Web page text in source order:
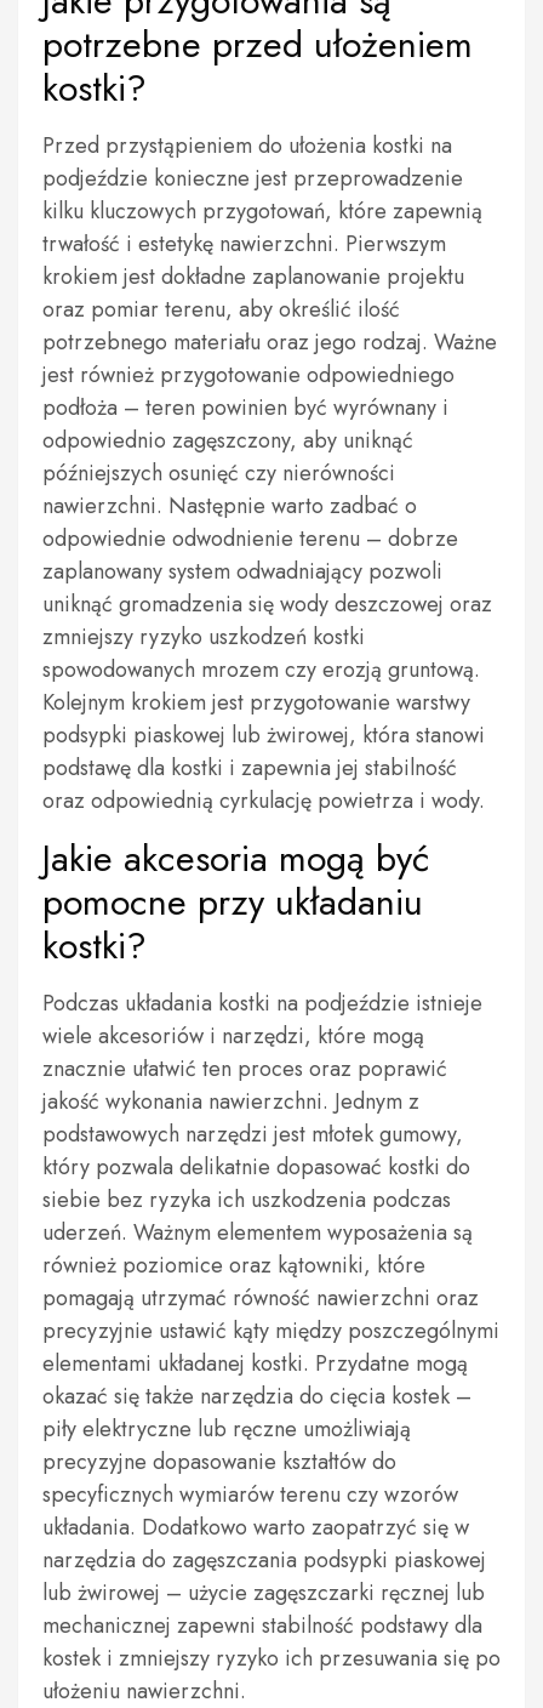
potrzebne przed ułożeniem
kostki?
Przed przystąpieniem do ułożenia kostki na
podjeździe konieczne jest przeprowadzenie
kilku kluczowych przygotowań, które zapewnią
trwałość i estetykę nawierzchni. Pierwszym
krokiem jest dokładne zaplanowanie projektu
oraz pomiar terenu, aby określić ilość
potrzebnego materiału oraz jego rodzaj. Ważne
jest również przygotowanie odpowiedniego
podłoża – teren powinien być wyrównany i
odpowiednio zagęszczony, aby uniknąć
późniejszych osunięć czy nierówności
nawierzchni. Następnie warto zadbać o
odpowiednie odwodnienie terenu – dobrze
zaplanowany system odwadniający pozwoli
uniknąć gromadzenia się wody deszczowej oraz
zmniejszy ryzyko uszkodzeń kostki
spowodowanych mrozem czy erozją gruntową.
Kolejnym krokiem jest przygotowanie warstwy
podsypki piaskowej lub żwirowej, która stanowi
podstawę dla kostki i zapewnia jej stabilność
oraz odpowiednią cyrkulację powietrza i wody.
Jakie akcesoria mogą być
pomocne przy układaniu
kostki?
Podczas układania kostki na podjeździe istnieje
wiele akcesoriów i narzędzi, które mogą
znacznie ułatwić ten proces oraz poprawić
jakość wykonania nawierzchni. Jednym z
podstawowych narzędzi jest młotek gumowy,
który pozwala delikatnie dopasować kostki do
siebie bez ryzyka ich uszkodzenia podczas
uderzeń. Ważnym elementem wyposażenia są
również poziomice oraz kątowniki, które
pomagają utrzymać równość nawierzchni oraz
precyzyjnie ustawić kąty między poszczególnymi
elementami układanej kostki. Przydatne mogą
okazać się także narzędzia do cięcia kostek –
piły elektryczne lub ręczne umożliwiają
precyzyjne dopasowanie kształtów do
specyficznych wymiarów terenu czy wzorów
układania. Dodatkowo warto zaopatrzyć się w
narzędzia do zagęszczania podsypki piaskowej
lub żwirowej – użycie zagęszczarki ręcznej lub
mechanicznej zapewni stabilność podstawy dla
kostek i zmniejszy ryzyko ich przesuwania się po
ułożeniu nawierzchni.